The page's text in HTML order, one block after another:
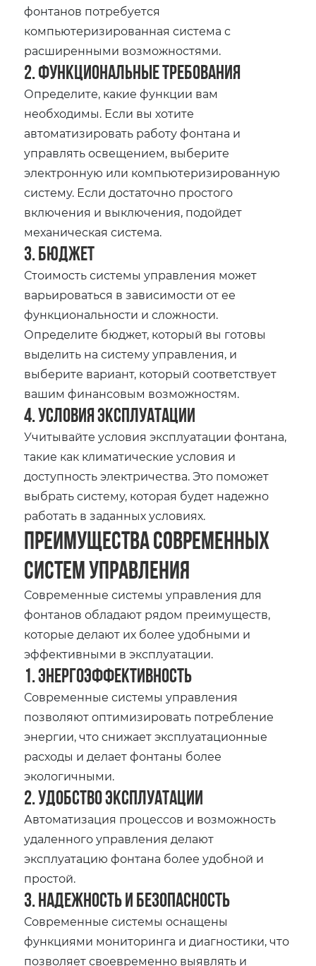
фонтанов потребуется
компьютеризированная система с
расширенными возможностями.
2. Функциональные требования
Определите, какие функции вам
необходимы. Если вы хотите
автоматизировать работу фонтана и
управлять освещением, выберите
электронную или компьютеризированную
систему. Если достаточно простого
включения и выключения, подойдет
механическая система.
3. Бюджет
Стоимость системы управления может
варьироваться в зависимости от ее
функциональности и сложности.
Определите бюджет, который вы готовы
выделить на систему управления, и
выберите вариант, который соответствует
вашим финансовым возможностям.
4. Условия эксплуатации
Учитывайте условия эксплуатации фонтана,
такие как климатические условия и
доступность электричества. Это поможет
выбрать систему, которая будет надежно
работать в заданных условиях.
Преимущества современных
систем управления
Современные системы управления для
фонтанов обладают рядом преимуществ,
которые делают их более удобными и
эффективными в эксплуатации.
1. Энергоэффективность
Современные системы управления
позволяют оптимизировать потребление
энергии, что снижает эксплуатационные
расходы и делает фонтаны более
экологичными.
2. Удобство эксплуатации
Автоматизация процессов и возможность
удаленного управления делают
эксплуатацию фонтана более удобной и
простой.
3. Надежность и безопасность
Современные системы оснащены
функциями мониторинга и диагностики, что
позволяет своевременно выявлять и